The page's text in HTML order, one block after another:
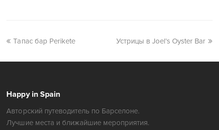
Тапас бар Perikete Устрицы в Joel’s Oyster Bar
Happy in Spain
Авторский путеводитель по Барселоне.
Лучшие места и ближайшие мероприятия.